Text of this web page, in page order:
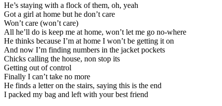
He’s staying with a flock of them, oh, yeah
Got a girl at home but he don’t care
Won’t care (won’t care)
All he’ll do is keep me at home, won’t let me go no-where
He thinks because I’m at home I won’t be getting it on
And now I’m finding numbers in the jacket pockets
Chicks calling the house, non stop its
Getting out of control
Finally I can’t take no more
He finds a letter on the stairs, saying this is the end
I packed my bag and left with your best friend